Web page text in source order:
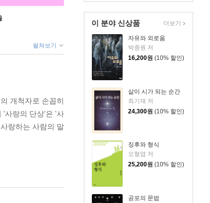
이 분야 신상품
자유와 외로움
박종원 저
16,200원 (10% 할인)
삶이 시가 되는 순간
최기재 저
24,300원 (10% 할인)
징후와 형식
오형엽 저
25,200원 (10% 할인)
공포의 문법
더보기
펼쳐보기
개척자로 손꼽히
'사랑의 단상'은 '사
랑하는 사람의 말